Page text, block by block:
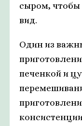
сыром,
вид.
Один из
печенкой и